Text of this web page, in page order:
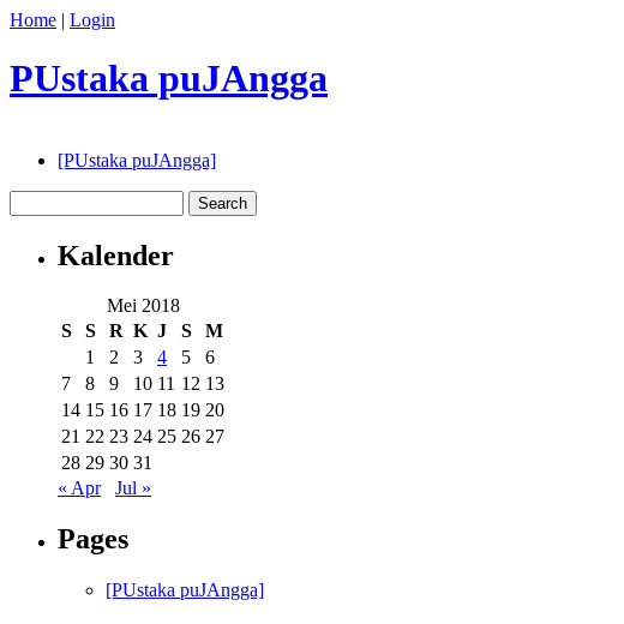
Home | Login
PUstaka puJAngga
[PUstaka puJAngga]
Kalender
Mei 2018
S
S R K J S
M
1
2 3 4 5
6
7
8 9 10 11 12 13
14 15 16 17 18 19 20
21 22 23 24 25 26 27
28 29 30 31
« Apr
Jul »
Pages
[PUstaka puJAngga]